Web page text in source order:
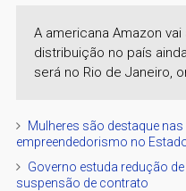
A americana Amazon
distribuição no país
será no Rio de Janeiro,
Mulheres são destaque
empreendedorismo no
Governo estuda redução
suspensão de contrato